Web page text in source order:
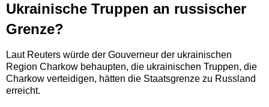
Ukrainische Truppen an russischer
Grenze?
Laut Reuters würde der Gouverneur der ukrainischen
Region Charkow behaupten, die ukrainischen Truppen, die
Charkow verteidigen, hätten die Staatsgrenze zu Russland
erreicht.